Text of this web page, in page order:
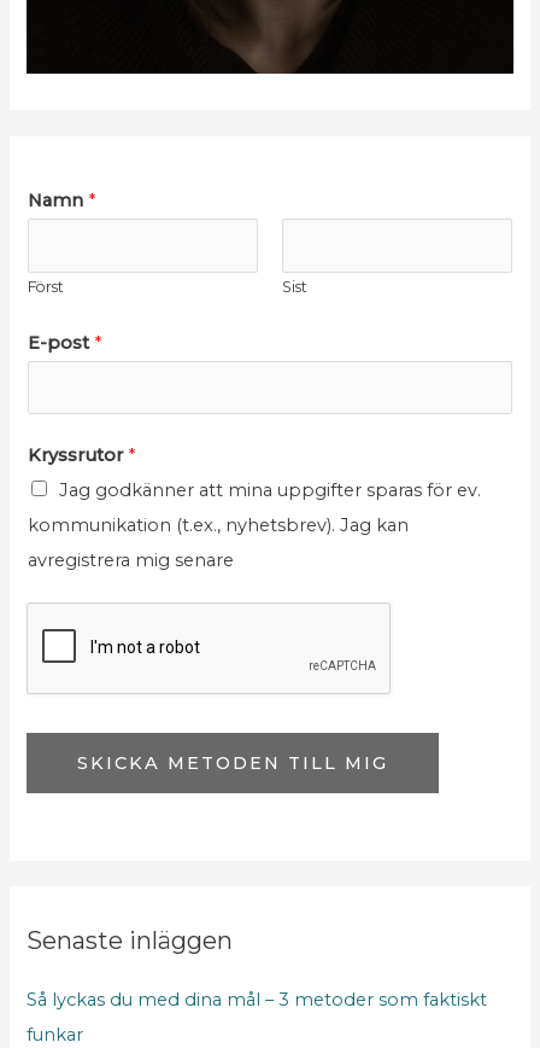
Namn *
Först Sist
E-post *
Kryssrutor *
Jag godkänner att mina uppgifter sparas för ev.
kommunikation (t.ex., nyhetsbrev). Jag kan
avregistrera mig senare
SKICKA METODEN TILL MIG
Senaste inläggen
Så lyckas du med dina mål – 3 metoder som faktiskt
funkar